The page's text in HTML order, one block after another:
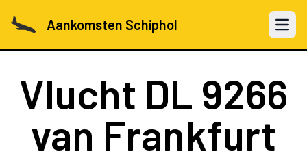
Aankomsten Schiphol Open
Vlucht DL 9266
van Frankfurt